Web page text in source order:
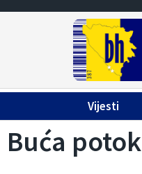
Vijesti
Buća potok